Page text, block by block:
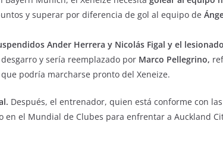
y superar por diferencia de gol al equipo de
Ander Herrera y Nicolás Figal y el
y sería reemplazado por Marco Pellegrino,
podría marcharse pronto del Xeneize.
Después, el entrenador, quien está conforme con
el Mundial de Clubes para enfrentar a Auckland